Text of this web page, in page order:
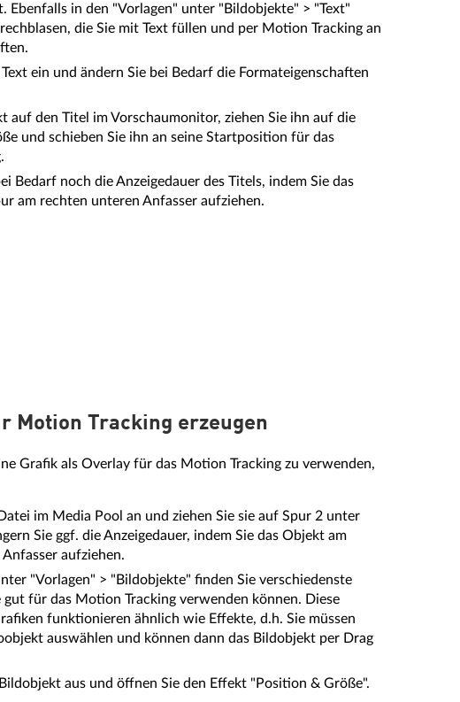
Ebenfalls in den "Vorlagen" unter "Bildobjekte" > "Text"
die Sie mit Text füllen und per Motion Tracking an
ein und ändern Sie bei Bedarf die Formateigenschaften
auf den Titel im Vorschaumonitor, ziehen Sie ihn auf die
und schieben Sie ihn an seine Startposition für das
Bedarf noch die Anzeigedauer des Titels, indem Sie das
am rechten unteren Anfasser aufziehen.
Motion Tracking erzeugen
Grafik als Overlay für das Motion Tracking zu verwenden,
im Media Pool an und ziehen Sie sie auf Spur 2 unter
Sie ggf. die Anzeigedauer, indem Sie das Objekt am
aufziehen.
"Vorlagen" > "Bildobjekte" finden Sie verschiedenste
gut für das Motion Tracking verwenden können. Diese
funktionieren ähnlich wie Effekte, d.h. Sie müssen
auswählen und können dann das Bildobjekt per Drag
aus und öffnen Sie den Effekt "Position & Größe".